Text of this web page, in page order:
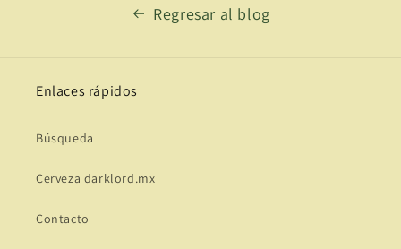
Regresar al blog
Enlaces rápidos
Búsqueda
Cerveza darklord.mx
Contacto